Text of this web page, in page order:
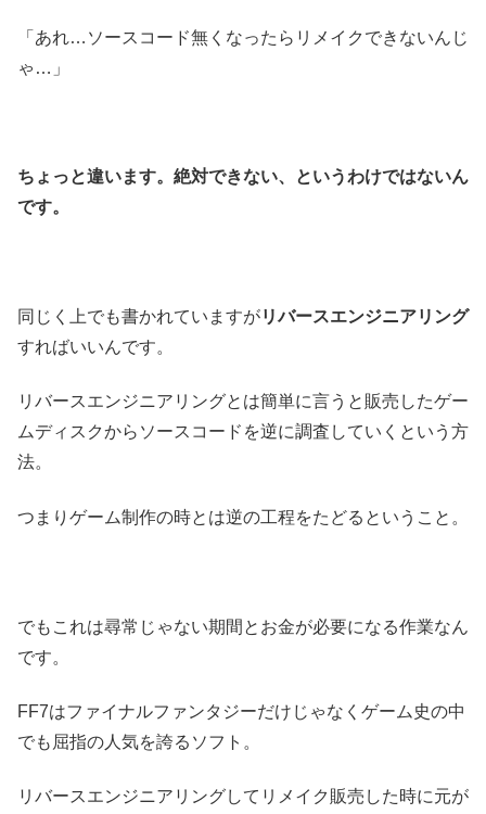
「あれ…ソースコード無くなったらリメイクできないんじ
ゃ…」
ちょっと違います。絶対できない、というわけではないん
です。
同じく上でも書かれていますがリバースエンジニアリング
すればいいんです。
リバースエンジニアリングとは簡単に言うと販売したゲー
ムディスクからソースコードを逆に調査していくという方
法。
つまりゲーム制作の時とは逆の工程をたどるということ。
でもこれは尋常じゃない期間とお金が必要になる作業なん
です。
FF7はファイナルファンタジーだけじゃなくゲーム史の中
でも屈指の人気を誇るソフト。
リバースエンジニアリングしてリメイク販売した時に元が